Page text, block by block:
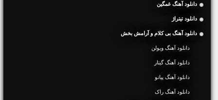
دانلود آهنگ غمگین
دانلود تیتراژ
دانلود آهنگ بی کلام و آرامش بخش
دانلود آهنگ ویولن
دانلود آهنگ گیتار
دانلود آهنگ پیانو
دانلود آهنگ راک